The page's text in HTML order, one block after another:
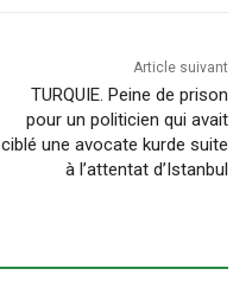
Article suivant
TURQUIE. Peine de prison
pour un politicien qui avait
ciblé une avocate kurde suite
à l’attentat d’Istanbul